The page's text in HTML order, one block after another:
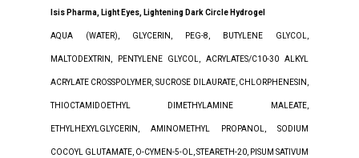
Isis Pharma, Light Eyes, Lightening Dark Circle Hydrogel
AQUA (WATER), GLYCERIN, PEG-8, BUTYLENE GLYCOL,
MALTODEXTRIN, PENTYLENE GLYCOL, ACRYLATES/C10-30 ALKYL
ACRYLATE CROSSPOLYMER, SUCROSE DILAURATE, CHLORPHENESIN,
THIOCTAMIDOETHYL DIMETHYLAMINE MALEATE,
ETHYLHEXYLGLYCERIN, AMINOMETHYL PROPANOL, SODIUM
COCOYL GLUTAMATE, O-CYMEN-5-OL, STEARETH-20, PISUM SATIVUM